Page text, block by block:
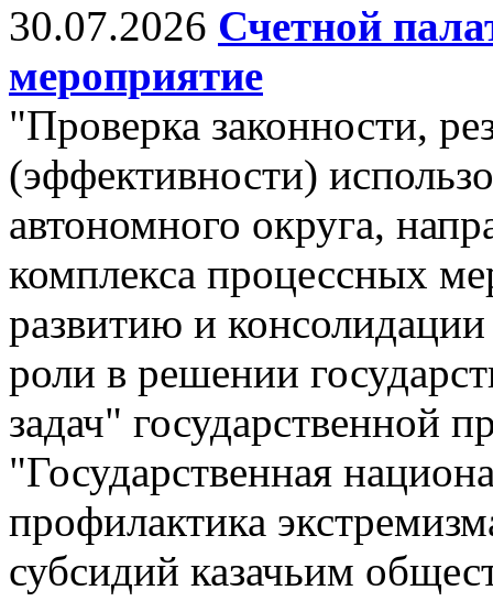
30.07.2026 Счетной
мероприятие
"Проверка законности,
(эффективности)
автономного округа,
комплекса процессных
развитию и консолидации
роли в решении
задач" государственной
"Государственная
профилактика
субсидий казачьим